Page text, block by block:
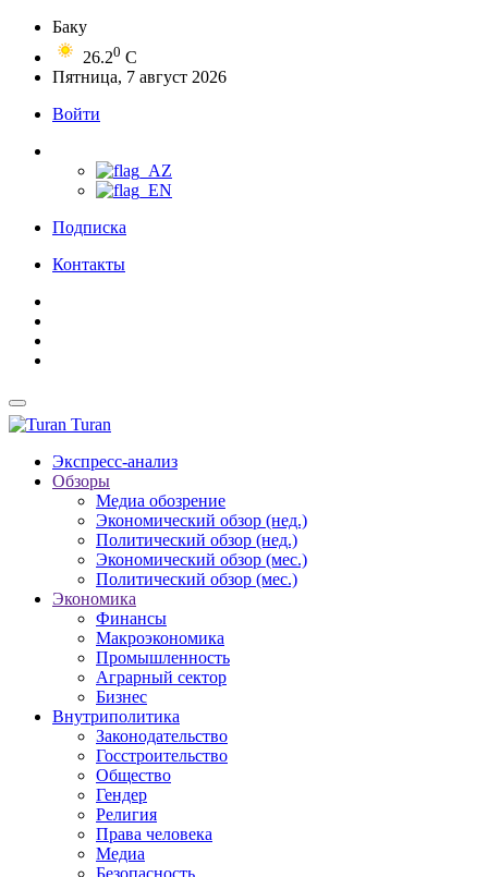
Баку
26.20 C
Пятница, 7 август 2026
Войти
Подписка
Контакты
Turan
Экспресс-анализ
Обзоры
Медиа обозрение
Экономический обзор (нед.)
Политический обзор (нед.)
Экономический обзор (мес.)
Политический обзор (мес.)
Экономика
Финансы
Макроэкономика
Промышленность
Аграрный сектор
Бизнес
Внутриполитика
Законодательство
Госстроительство
Общество
Гендер
Религия
Права человека
Медиа
Безопасность